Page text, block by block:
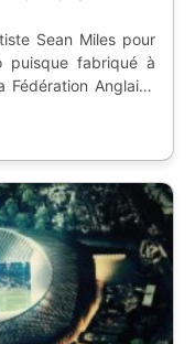
Sean Miles pour
puisque fabriqué à
Anglaise